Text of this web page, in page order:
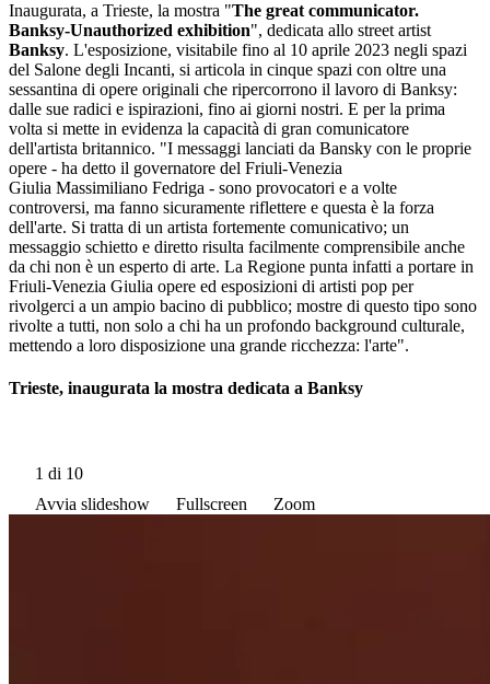
Inaugurata, a Trieste, la mostra "The great communicator.
Banksy-Unauthorized exhibition", dedicata allo street artist
Banksy. L'esposizione, visitabile fino al 10 aprile 2023 negli spazi
del Salone degli Incanti, si articola in cinque spazi con oltre una
sessantina di opere originali che ripercorrono il lavoro di Banksy:
dalle sue radici e ispirazioni, fino ai giorni nostri. E per la prima
volta si mette in evidenza la capacità di gran comunicatore
dell'artista britannico. "I messaggi lanciati da Bansky con le proprie
opere - ha detto il governatore del Friuli-Venezia
Giulia Massimiliano Fedriga - sono provocatori e a volte
controversi, ma fanno sicuramente riflettere e questa è la forza
dell'arte. Si tratta di un artista fortemente comunicativo; un
messaggio schietto e diretto risulta facilmente comprensibile anche
da chi non è un esperto di arte. La Regione punta infatti a portare in
Friuli-Venezia Giulia opere ed esposizioni di artisti pop per
rivolgerci a un ampio bacino di pubblico; mostre di questo tipo sono
rivolte a tutti, non solo a chi ha un profondo background culturale,
mettendo a loro disposizione una grande ricchezza: l'arte".
Trieste, inaugurata la mostra dedicata a Banksy
1 di 10
Avvia slideshow
Fullscreen Zoom